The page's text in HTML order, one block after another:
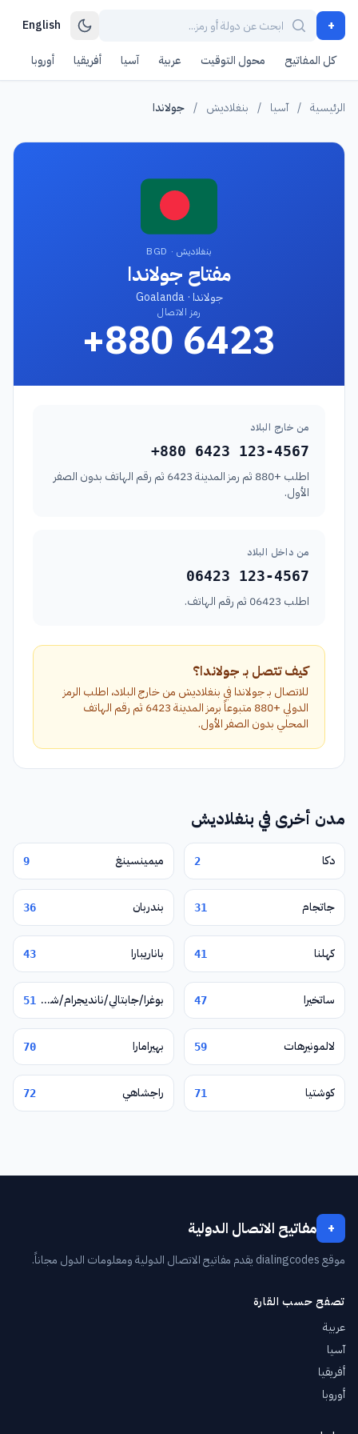
+
English
كل المفاتيح محول التوقيت عربية آسيا أفريقيا أوروبا
الرئيسية / آسيا / بنغلاديش / جولاندا
بنغلاديش · BGD
مفتاح جولاندا
جولاندا · Goalanda
رمز الاتصال
+880 6423
من خارج البلاد
+880 6423 123-4567
اطلب +880 ثم رمز المدينة 6423 ثم رقم الهاتف بدون الصفر
الأول.
من داخل البلاد
06423 123-4567
اطلب 06423 ثم رقم الهاتف.
كيف تتصل بـ جولاندا؟
للاتصال بـ جولاندا في بنغلاديش من خارج البلاد، اطلب الرمز
الدولي +880 متبوعاً برمز المدينة 6423 ثم رقم الهاتف
المحلي بدون الصفر الأول.
مدن أخرى في بنغلاديش
دكا 2 ميمينسينغ 9
جاتجام 31 بندربان 36
كهلنا 41 باناريبارا 43
ساتخيرا 47 بوغرا/جابتالي/نانديجرام/شيربور 51
لالمونيرهات 59 بهيرامارا 70
كوشتيا 71 راجشاهي 72
+ مفاتيح الاتصال الدولية
موقع dialingcodes يقدم مفاتيح الاتصال الدولية ومعلومات الدول مجاناً.
تصفح حسب القارة
عربية
آسيا
أفريقيا
أوروبا